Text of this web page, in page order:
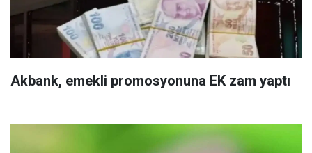
Akbank, emekli promosyonuna EK zam yaptı